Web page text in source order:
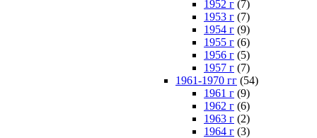
1952 г (7)
1953 г (7)
1954 г (9)
1955 г (6)
1956 г (5)
1957 г (7)
1961-1970 гг (54)
1961 г (9)
1962 г (6)
1963 г (2)
1964 г (3)